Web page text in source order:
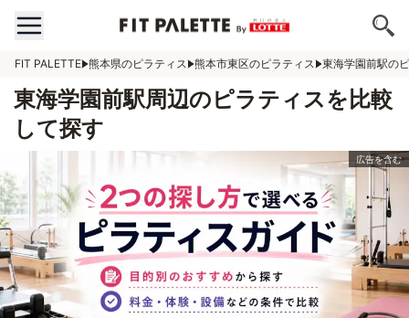
FIT PALETTE 熊本県のピラティス 熊本市東区のピラティス 東海学園前駅の
東海学園前駅周辺のピラティスを比較
して探す